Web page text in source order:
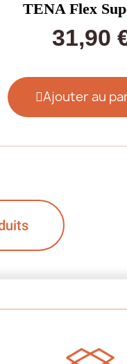
TENA Flex
31,90
Ajouter au